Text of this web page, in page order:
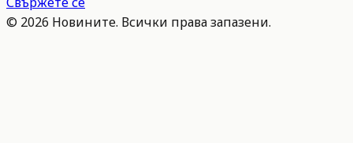
© 2026 Новините. Всички права запазени.